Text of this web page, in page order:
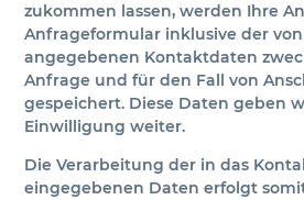
zukommen lassen, werden Ihre
Anfrageformular inklusive der
angegebenen Kontaktdaten
Anfrage und für den Fall von
gespeichert. Diese Daten geben
Einwilligung weiter.
Die Verarbeitung der in das
eingegebenen Daten erfolgt